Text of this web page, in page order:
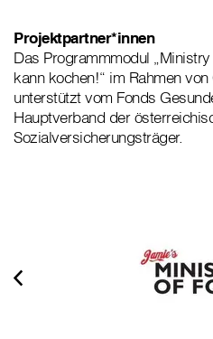
Projektpartner*innen
Das Programmmodul
kann kochen!“ im Rahmen
unterstützt vom Fonds
Hauptverband der
Sozialversicherungsträger.